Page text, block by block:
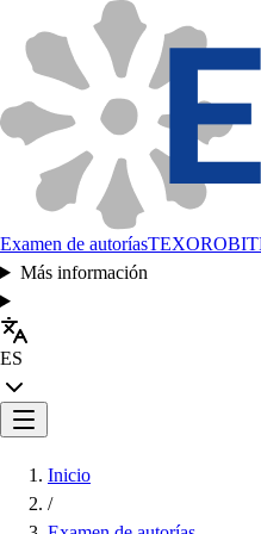
Examen de autoríasTEXORO
Más información
ES
Inicio
/